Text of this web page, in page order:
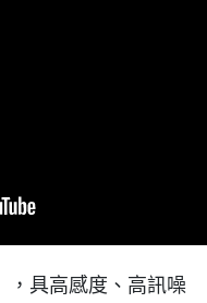
，具高感度、高訊噪